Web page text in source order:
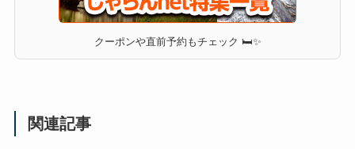
クーポンや直前予約もチェック 🛏✨
関連記事